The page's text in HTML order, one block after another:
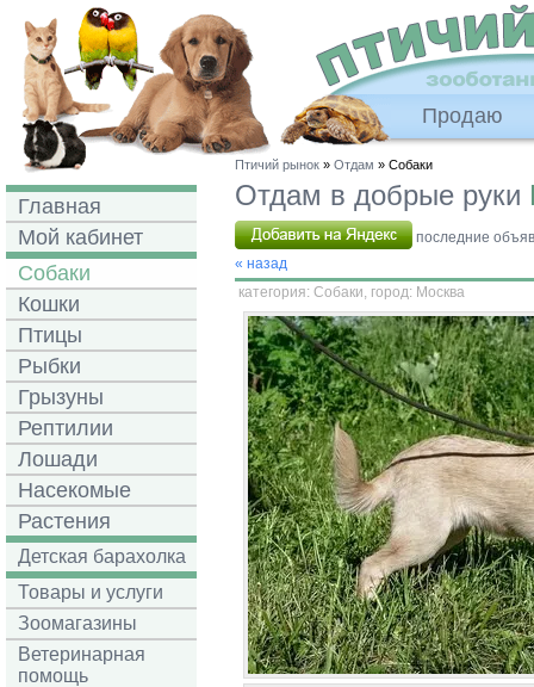
Продаю
Главная
Мой кабинет
Собаки
Кошки
Птицы
Рыбки
Грызуны
Рептилии
Лошади
Насекомые
Растения
Детская барахолка
Товары и услуги
Зоомагазины
Ветеринарная
помощь
Птичий рынок » Отдам » Собаки
Отдам в добрые руки
последние
« назад
категория: Собаки, город: Москва